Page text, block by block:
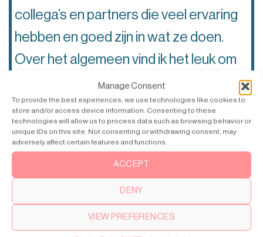
Manage Consent
To provide the best experiences, we use technologies like cookies to
store and/or access device information. Consenting to these
technologies will allow us to process data such as browsing behavior or
unique IDs on this site. Not consenting or withdrawing consent, may
adversely affect certain features and functions.
ACCEPT
DENY
VIEW PREFERENCES
collega’s en partners die veel ervaring
hebben en goed zijn in wat ze doen.
Over het algemeen vind ik het leuk om
ieders leven in alle opzichten een
beetje makkelijker te maken.
Met welke markten werkt u
– Ik ben verantwoordelijk voor alle
landen in het Midden-Oosten. De
volgende in de rij is Afrika en daarna